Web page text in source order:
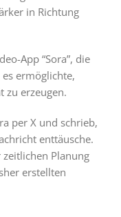
in Richtung
App “Sora”, die
ermöglichte,
zu erzeugen.
per X und schrieb,
enttäusche.
Planung
erstellten